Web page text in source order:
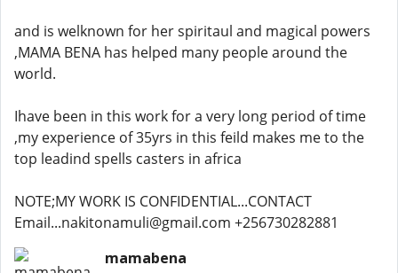
and is welknown for her spiritaul and magical powers
,MAMA BENA has helped many people around the
world.
Ihave been in this work for a very long period of time
,my experience of 35yrs in this feild makes me to the
top leadind spells casters in africa
NOTE;MY WORK IS CONFIDENTIAL...CONTACT
Email...nakitonamuli@gmail.com +256730282881
mamabena